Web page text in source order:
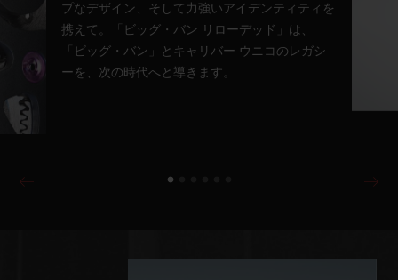
プなデザイン、そして力強いアイデンティティを
携えて。「ビッグ・バン リローデッド」は、
「ビッグ・バン」とキャリバー ウニコのレガシ
ーを、次の時代へと導きます。